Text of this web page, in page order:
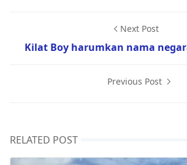
Next Post
Kilat Boy harumkan nama
Previous Post
RELATED POST